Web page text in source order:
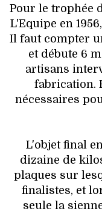
Pour le trophée
L'Equipe en
Il faut compter
et débute 6
artisans
fabrication.
nécessaires
L'objet final
dizaine de
plaques sur
finalistes, et
seule la